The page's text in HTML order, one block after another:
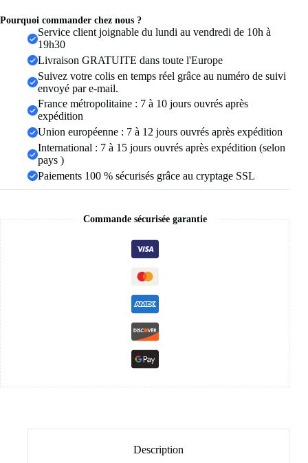
trous,
organisateur
rangement
couches,
support
support
de
clous
d'oreille,
cadeau
Pourquoi commander chez nous ?
Service client joignable du lundi au vendredi de 10h à
19h30
Livraison GRATUITE dans toute l'Europe
Suivez votre colis en temps réel grâce au numéro de suivi
envoyé par e-mail.
France métropolitaine : 7 à 10 jours ouvrés après
expédition
Union européenne : 7 à 12 jours ouvrés après expédition
International : 7 à 15 jours ouvrés après expédition (selon
pays )
Paiements 100 % sécurisés grâce au cryptage SSL
Commande sécurisée garantie
Description